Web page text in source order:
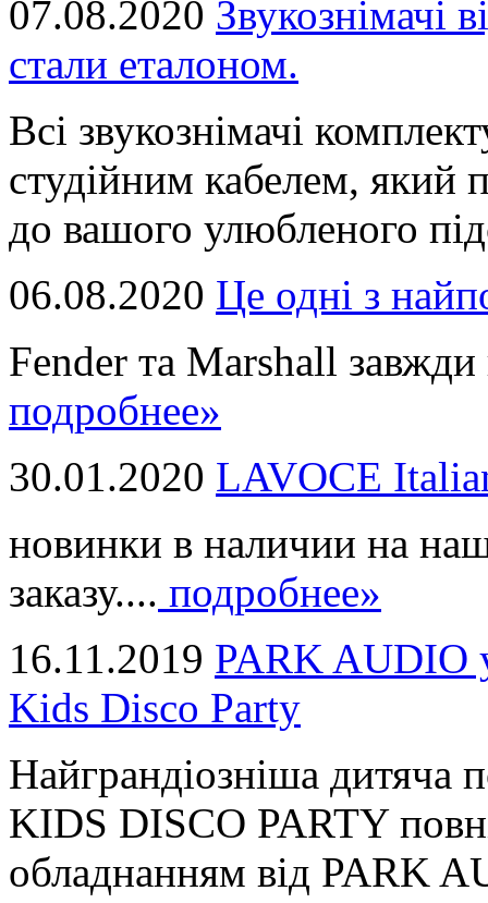
07.08.2020 Звукознімачі
стали еталоном.
Всі звукознімачі
студійним кабелем, який
до вашого улюбленого
06.08.2020 Це однi з
Fender та Marshall завжди
подробнее»
30.01.2020 LAVOCE
новинки в наличии на
заказу.... подробнее»
16.11.2019 PARK AUDIO
Kids Disco Party
Найграндіозніша дитяча
KIDS DISCO PARTY
обладнанням від PARK